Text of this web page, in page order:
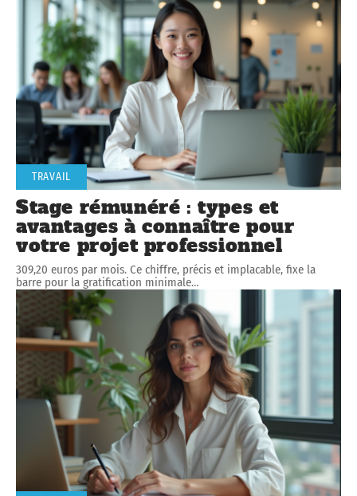
TRAVAIL
Stage rémunéré : types et
avantages à connaître pour
votre projet professionnel
309,20 euros par mois. Ce chiffre, précis et implacable, fixe la
barre pour la gratification minimale…